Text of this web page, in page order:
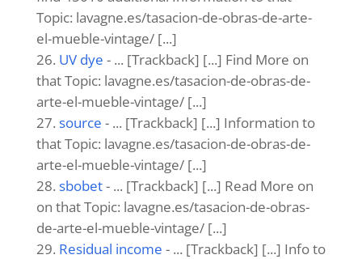
Topic: lavagne.es/tasacion-de-obras-de-arte-
el-mueble-vintage/ [...]
UV dye - ... [Trackback] [...] Find More on
that Topic: lavagne.es/tasacion-de-obras-de-
arte-el-mueble-vintage/ [...]
source - ... [Trackback] [...] Information to
that Topic: lavagne.es/tasacion-de-obras-de-
arte-el-mueble-vintage/ [...]
sbobet- ... [Trackback] [...] Read More on
on that Topic: lavagne.es/tasacion-de-obras-
de-arte-el-mueble-vintage/ [...]
Residual income - ... [Trackback] [...] Info to